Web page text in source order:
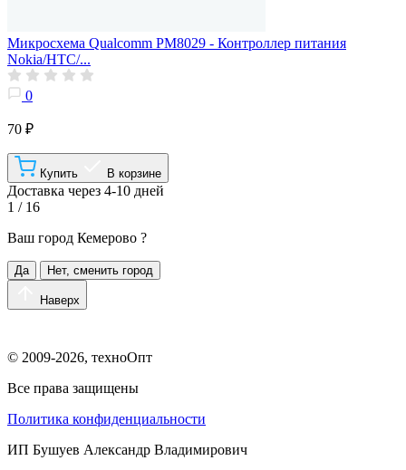
Микросхема Qualcomm PM8029 - Контроллер питания
Nokia/HTC/...
0
70 ₽
Купить В корзине
Доставка через 4-10 дней
1 / 16
Ваш город Кемерово ?
Да Нет, сменить город
Наверх
© 2009-2026, техноОпт
Все права защищены
Политика конфиденциальности
ИП Бушуев Александр Владимирович